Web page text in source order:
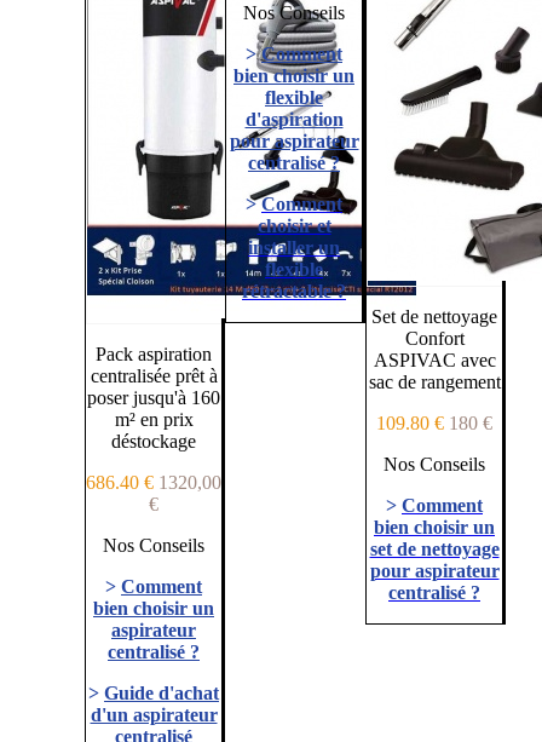
Pack aspiration
centralisée prêt à
poser jusqu'à 160
m² en prix
déstockage
686.40 € 1320,00
€
Nos Conseils
> Comment
bien choisir un
aspirateur
centralisé ?
> Guide d'achat
d'un aspirateur
centralisé
Nos Conseils
>Comment
bien choisir un
flexible
d'aspiration
pour aspirateur
centralisé ?
>Comment
choisir et
installer un
flexible
rétractable ?
Set de nettoyage
Confort
ASPIVAC avec
sac de rangement
109.80 € 180 €
Nos Conseils
> Comment
bien choisir un
set de nettoyage
pour aspirateur
centralisé ?